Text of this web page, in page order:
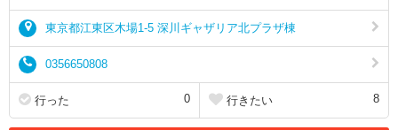
東京都江東区木場1-5 深川ギャザリア北プラザ棟
0356650808
行った 0 行きたい 8